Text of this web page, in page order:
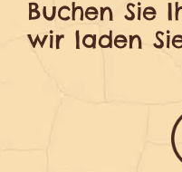
Buchen Sie
wir laden